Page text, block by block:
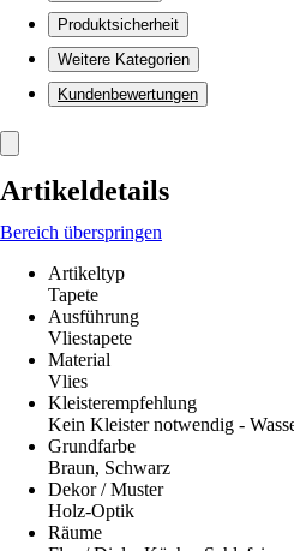
Produktsicherheit
Weitere Kategorien
Kundenbewertungen
Artikeldetails
Bereich überspringen
Artikeltyp
Tapete
Ausführung
Vliestapete
Material
Vlies
Kleisterempfehlung
Kein Kleister notwendig -
Grundfarbe
Braun, Schwarz
Dekor / Muster
Holz-Optik
Räume